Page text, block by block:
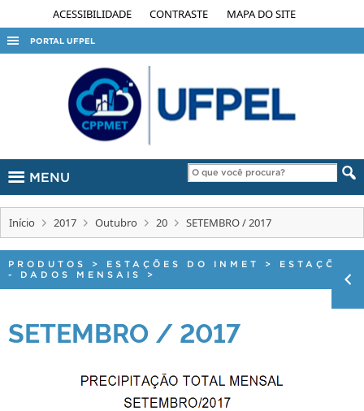
ACESSIBILIDADE CONTRASTE MAPA DO SITE
PORTAL UFPEL
ACESSO À INFORMAÇÃO
AUDITORIA
EDITAIS
INTERNACIONAL
PORTARIAS
TELEFONES
MENU
Início 2017 Outubro 20 SETEMBRO / 2017
PRODUTOS > ESTAÇÕES DO INMET > ESTAÇÕES
- DADOS MENSAIS
>
SETEMBRO / 2017